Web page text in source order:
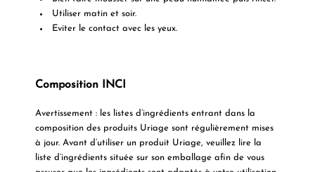
Utiliser matin et soir.
Eviter le contact avec les yeux.
Composition INCI
Avertissement : les listes d’ingrédients entrant dans la
composition des produits Uriage sont régulièrement mises
à jour. Avant d’utiliser un produit Uriage, veuillez lire la
liste d’ingrédients située sur son emballage afin de vous